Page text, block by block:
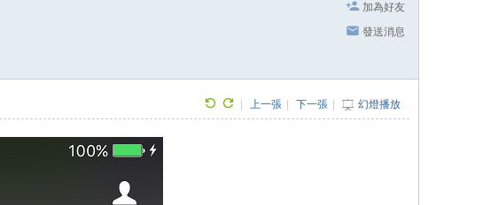
加為好友
發送消息
| 上一張 | 下一張 | 幻燈播放